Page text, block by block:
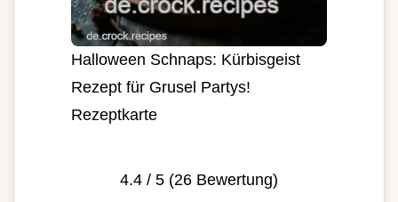
Halloween Schnaps: Kürbisgeist
Rezept für Grusel Partys!
Rezeptkarte
4.4 / 5 (26 Bewertung)